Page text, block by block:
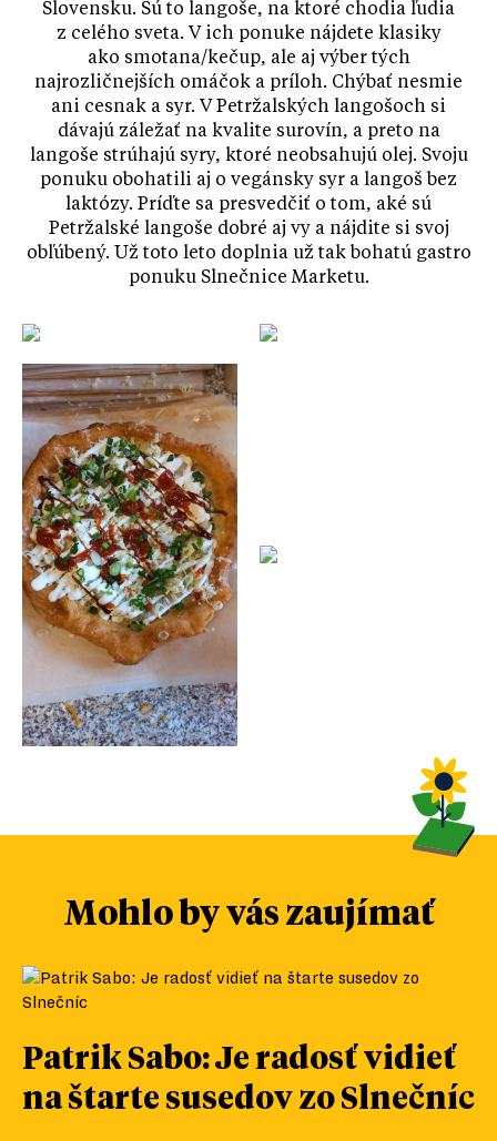
Slovensku. Sú to langoše, na ktoré chodia ľudia
z celého sveta. V ich ponuke nájdete klasiky
ako smotana/kečup, ale aj výber tých
najrozličnejších omáčok a príloh. Chýbať nesmie
ani cesnak a syr. V Petržalských langošoch si
dávajú záležať na kvalite surovín, a preto na
langoše strúhajú syry, ktoré neobsahujú olej. Svoju
ponuku obohatili aj o vegánsky syr a langoš bez
laktózy. Príďte sa presvedčiť o tom, aké sú
Petržalské langoše dobré aj vy a nájdite si svoj
obľúbený. Už toto leto doplnia už tak bohatú gastro
ponuku Slnečnice Marketu.
Mohlo by vás zaujímať
Patrik Sabo: Je radosť vidieť
na štarte susedov zo Slnečníc